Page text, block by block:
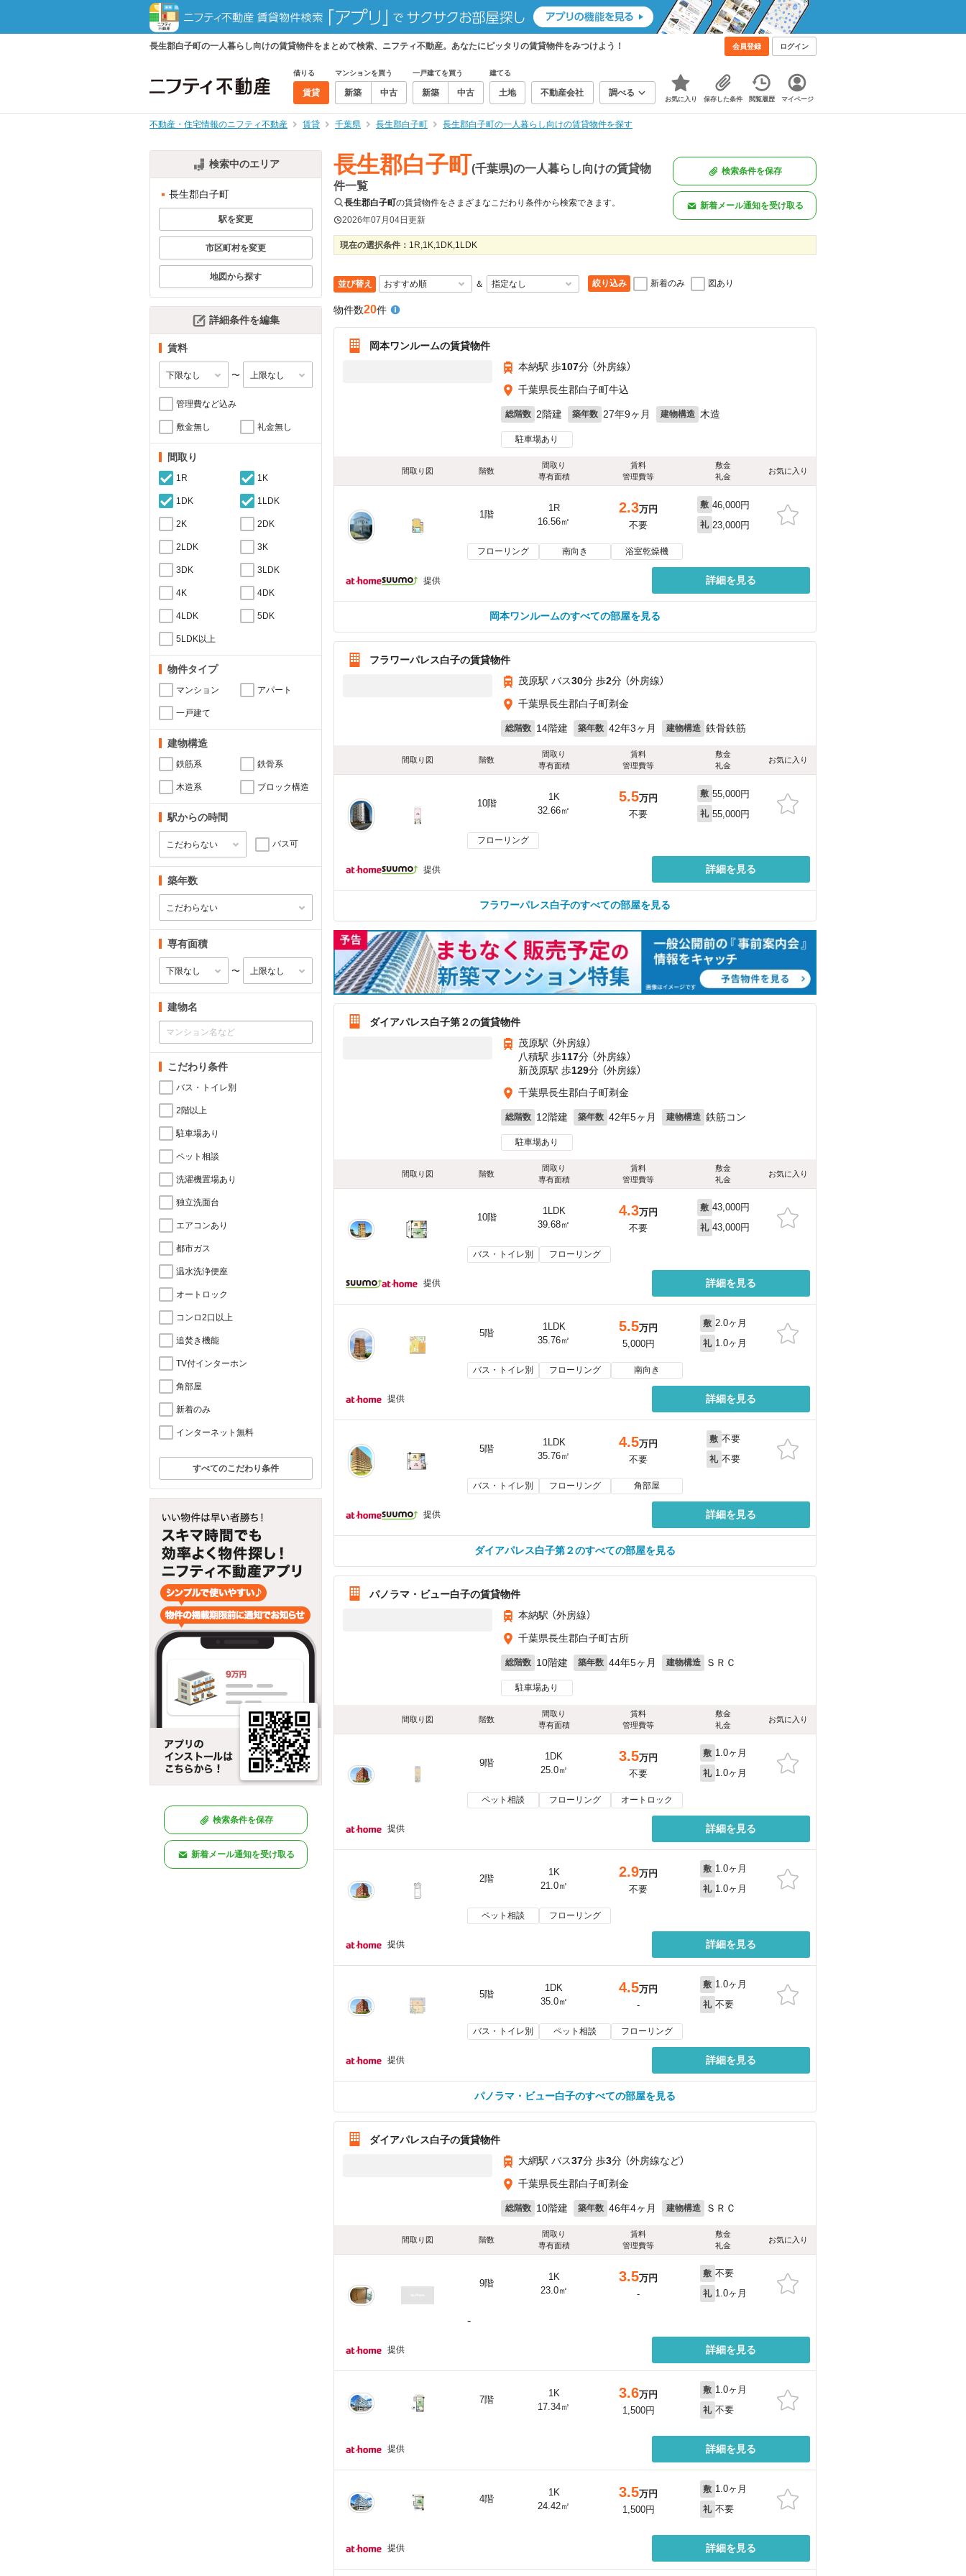
長生郡白子町の一人暮らし向けの賃貸物件をまとめて検索、ニフティ不動産。あなたにピッタリの賃貸物件をみつけよう！ 会員登録 ログイン
借りる
賃貸
マンションを買う
新築 中古
一戸建てを買う
新築 中古
建てる
土地 不動産会社 調べる
お気に入り 保存した条件 閲覧履歴 マイページ
不動産・住宅情報のニフティ不動産 賃貸 千葉県 長生郡白子町 長生郡白子町の一人暮らし向けの賃貸物件を探す
検索中のエリア
長生郡白子町
駅を変更
市区町村を変更
地図から探す
詳細条件を編集
賃料
〜
管理費など込み
敷金無し 礼金無し
間取り
1R 1K
1DK 1LDK
2K 2DK
2LDK 3K
3DK 3LDK
4K 4DK
4LDK 5DK
5LDK以上
物件タイプ
マンション アパート
一戸建て
建物構造
鉄筋系 鉄骨系
木造系 ブロック構造
駅からの時間
バス可
築年数
専有面積
〜
建物名
こだわり条件
バス・トイレ別
2階以上
駐車場あり
ペット相談
洗濯機置場あり
独立洗面台
エアコンあり
都市ガス
温水洗浄便座
オートロック
コンロ2口以上
追焚き機能
TV付インターホン
角部屋
新着のみ
インターネット無料
すべてのこだわり条件
検索条件を保存
新着メール通知を受け取る
長生郡白子町(千葉県)の一人暮らし向けの賃貸物
件一覧
長生郡白子町の賃貸物件をさまざまなこだわり条件から検索できます。
2026年07月04日更新
検索条件を保存
新着メール通知を受け取る
現在の選択条件： 1R,1K,1DK,1LDK
並び替え ＆ 絞り込み 新着のみ 図あり
物件数20件
岡本ワンルームの賃貸物件
本納駅 歩107分 （外房線）
千葉県長生郡白子町牛込
総階数 2階建 築年数 27年9ヶ月 建物構造 木造
駐車場あり
間取り図 階数
間取り
専有面積
賃料
管理費等
敷金
礼金
お気に入り
1階
1R
16.56㎡
2.3万円
不要
敷 46,000円
礼 23,000円
フローリング 南向き 浴室乾燥機
提供 詳細を見る
岡本ワンルームのすべての部屋を見る
フラワーパレス白子の賃貸物件
茂原駅 バス30分 歩2分 （外房線）
千葉県長生郡白子町剃金
総階数 14階建 築年数 42年3ヶ月 建物構造 鉄骨鉄筋
間取り図 階数
間取り
専有面積
賃料
管理費等
敷金
礼金
お気に入り
10階
1K
32.66㎡
5.5万円
不要
敷 55,000円
礼 55,000円
フローリング
提供 詳細を見る
フラワーパレス白子のすべての部屋を見る
ダイアパレス白子第２の賃貸物件
茂原駅 （外房線）
八積駅 歩117分 （外房線）
新茂原駅 歩129分 （外房線）
千葉県長生郡白子町剃金
総階数 12階建 築年数 42年5ヶ月 建物構造 鉄筋コン
駐車場あり
間取り図 階数
間取り
専有面積
賃料
管理費等
敷金
礼金
お気に入り
10階
1LDK
39.68㎡
4.3万円
不要
敷 43,000円
礼 43,000円
バス・トイレ別 フローリング
提供 詳細を見る
5階
1LDK
35.76㎡
5.5万円
5,000円
敷 2.0ヶ月
礼 1.0ヶ月
バス・トイレ別 フローリング 南向き
提供 詳細を見る
5階
1LDK
35.76㎡
4.5万円
不要
敷 不要
礼 不要
バス・トイレ別 フローリング 角部屋
提供 詳細を見る
ダイアパレス白子第２のすべての部屋を見る
パノラマ・ビュー白子の賃貸物件
本納駅 （外房線）
千葉県長生郡白子町古所
総階数 10階建 築年数 44年5ヶ月 建物構造 ＳＲＣ
駐車場あり
間取り図 階数
間取り
専有面積
賃料
管理費等
敷金
礼金
お気に入り
9階
1DK
25.0㎡
3.5万円
不要
敷 1.0ヶ月
礼 1.0ヶ月
ペット相談 フローリング オートロック
提供 詳細を見る
2階
1K
21.0㎡
2.9万円
不要
敷 1.0ヶ月
礼 1.0ヶ月
ペット相談 フローリング
提供 詳細を見る
5階
1DK
35.0㎡
4.5万円
-
敷 1.0ヶ月
礼 不要
バス・トイレ別 ペット相談 フローリング
提供 詳細を見る
パノラマ・ビュー白子のすべての部屋を見る
ダイアパレス白子の賃貸物件
大網駅 バス37分 歩3分 （外房線など）
千葉県長生郡白子町剃金
総階数 10階建 築年数 46年4ヶ月 建物構造 ＳＲＣ
間取り図 階数
間取り
専有面積
賃料
管理費等
敷金
礼金
お気に入り
9階
1K
23.0㎡
3.5万円
-
敷 不要
礼 1.0ヶ月
-
提供 詳細を見る
7階
1K
17.34㎡
3.6万円
1,500円
敷 1.0ヶ月
礼 不要
提供 詳細を見る
4階
1K
24.42㎡
3.5万円
1,500円
敷 1.0ヶ月
礼 不要
提供 詳細を見る